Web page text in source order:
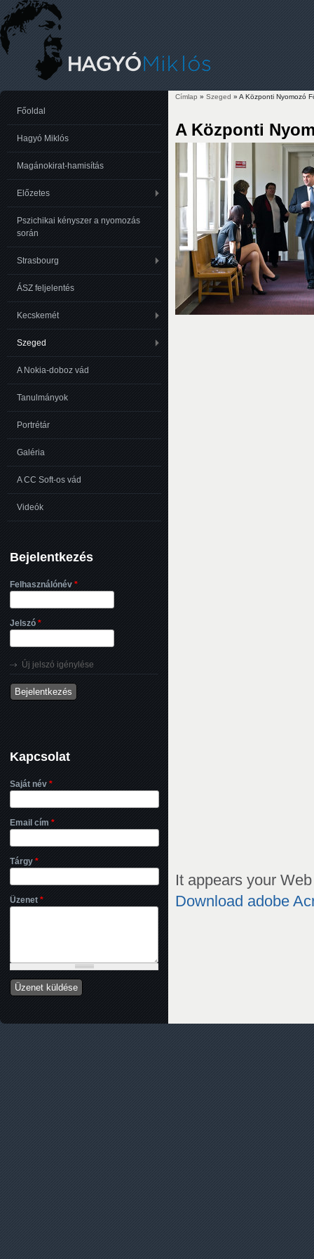
Címlap » Szeged » A Központi Nyomozó
A Központi
It appears your
Download adobe
Főoldal
Hagyó Miklós
Magánokirat-hamisítás
Előzetes
Pszichikai kényszer a nyomozás
során
Strasbourg
ÁSZ feljelentés
Kecskemét
Szeged
A Nokia-doboz vád
Tanulmányok
Portrétár
Galéria
A CC Soft-os vád
Videók
Bejelentkezés
Felhasználónév *
Jelszó *
Új jelszó igénylése
Kapcsolat
Saját név *
Email cím *
Tárgy *
Üzenet *